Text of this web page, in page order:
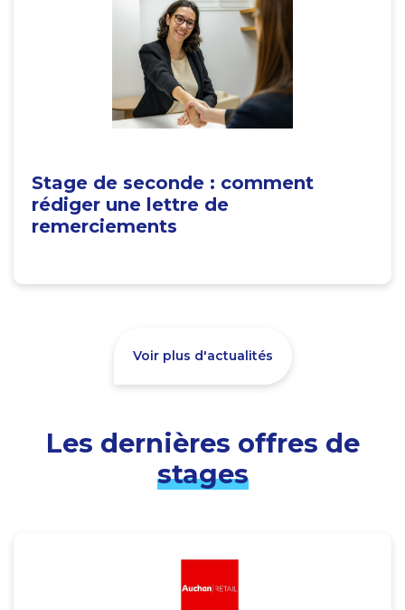
Stage de seconde : comment
rédiger une lettre de
remerciements
Voir plus d'actualités
Les dernières offres de
stages